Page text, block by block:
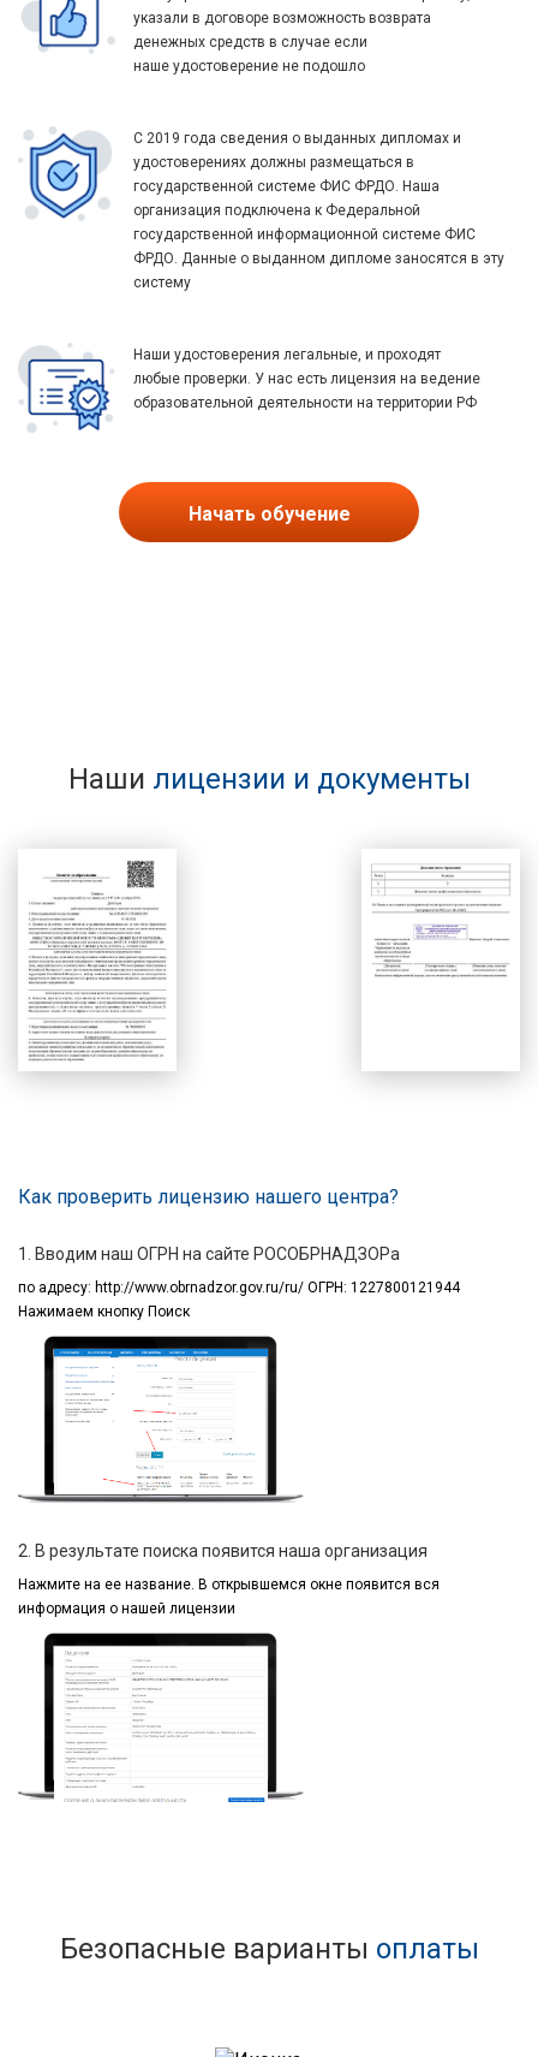
указали в договоре возможность возврата
денежных средств в случае если
наше удостоверение не подошло
С 2019 года сведения о выданных дипломах и
удостоверениях должны размещаться в
государственной системе ФИС ФРДО. Наша
организация подключена к Федеральной
государственной информационной системе ФИС
ФРДО. Данные о выданном дипломе заносятся в эту
систему
Наши удостоверения легальные, и проходят
любые проверки. У нас есть лицензия на ведение
образовательной деятельности на территории РФ
Начать обучение
Наши лицензии и документы
Как проверить лицензию нашего центра?
1. Вводим наш ОГРН на сайте РОСОБРНАДЗОРа
по адресу: http://www.obrnadzor.gov.ru/ru/ ОГРН: 1227800121944
Нажимаем кнопку Поиск
2. В результате поиска появится наша организация
Нажмите на ее название. В открывшемся окне появится вся
информация о нашей лицензии
Безопасные варианты оплаты